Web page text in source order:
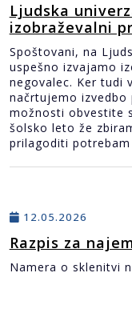
Ljudska
izobraževalni
Spoštovani, na
uspešno izvajamo
negovalec. Ker tudi
načrtujemo
možnosti obvestite
šolsko leto že
prilagoditi
12.05.2026
Razpis za
Namera o sklenitvi